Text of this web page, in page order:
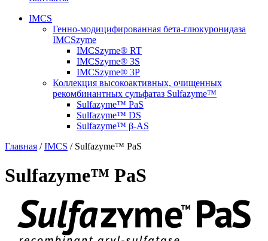
IMCS
Генно-модицифированная бета-глюкуронидаза
IMCSzyme
IMCSzyme® RT
IMCSzyme® 3S
IMCSzyme® 3P
Коллекция высокоактивных, очищенных
рекомбинантных сульфатаз Sulfazyme™
Sulfazyme™ PaS
Sulfazyme™ DS
Sulfazyme™ β-AS
Главная /IMCS / Sulfazyme™ PaS
Sulfazyme™ PaS